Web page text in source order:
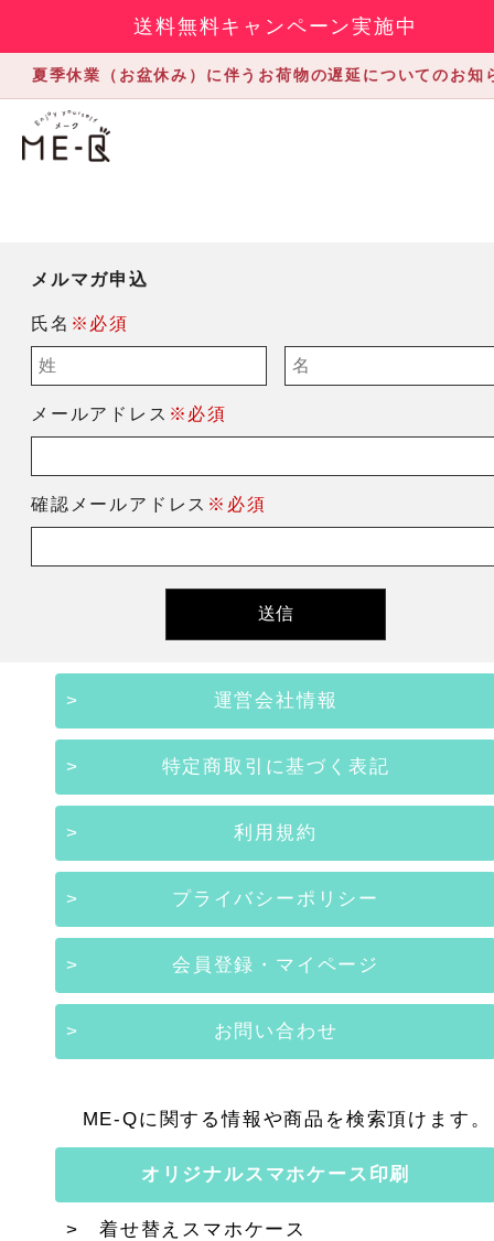
送料無料キャンペーン実施中
夏季休業（お盆休み）に伴うお荷物の遅延についてのお知
メルマガ申込
氏名 ※必須
メールアドレス ※必須
確認メールアドレス ※必須
運営会社情報
特定商取引に基づく表記
利用規約
プライバシーポリシー
会員登録・マイページ
お問い合わせ
ME-Qに関する情報や商品を検索頂けます。
オリジナルスマホケース印刷
着せ替えスマホケース